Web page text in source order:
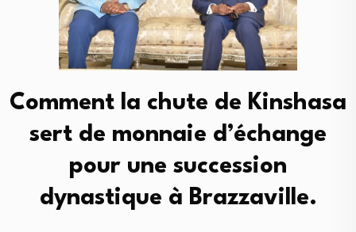
Comment la chute de Kinshasa
sert de monnaie d’échange
pour une succession
dynastique à Brazzaville.